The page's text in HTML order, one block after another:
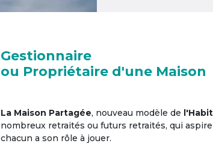
Gestionnaire
ou Propriétaire d'une Maison
La Maison Partagée, nouveau modèle de
nombreux retraités ou futurs retraités, qui
chacun a son rôle à jouer.